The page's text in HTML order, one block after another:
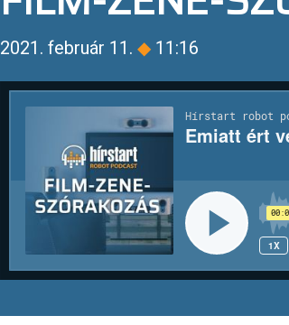
2021. február 11. ◆ 11:16